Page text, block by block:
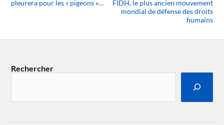
pleurera pour les « pigeons »…
FIDH, le plus ancien mouvement
mondial de défense des droits
humains
Rechercher